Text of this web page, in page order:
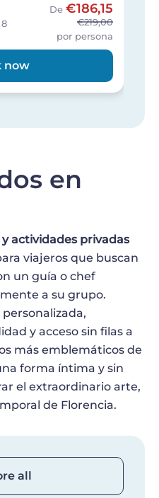
De €186,15
€219,00
por persona
now
en
actividades privadas
viajeros que buscan
un guía o chef
a su grupo.
y acceso sin filas a
más emblemáticos de
forma íntima y sin
el extraordinario arte,
de Florencia.
all